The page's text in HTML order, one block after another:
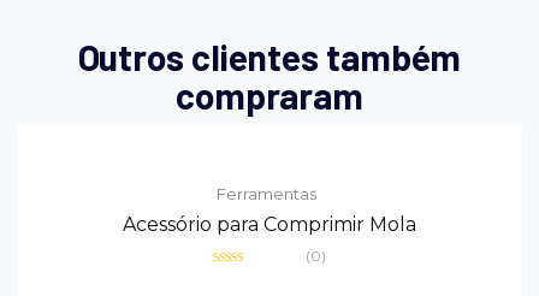
Outros clientes também
compraram
Ferramentas
Acessório para Comprimir Mola
(0)